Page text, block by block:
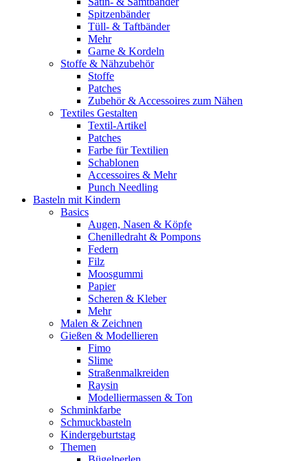
Spitzenbänder
Tüll- & Taftbänder
Mehr
Garne & Kordeln
Stoffe & Nähzubehör
Stoffe
Patches
Zubehör & Accessoires zum Nähen
Textiles Gestalten
Textil-Artikel
Patches
Farbe für Textilien
Schablonen
Accessoires & Mehr
Punch Needling
Basteln mit Kindern
Basics
Augen, Nasen & Köpfe
Chenilledraht & Pompons
Federn
Filz
Moosgummi
Papier
Scheren & Kleber
Mehr
Malen & Zeichnen
Gießen & Modellieren
Fimo
Slime
Straßenmalkreiden
Raysin
Modelliermassen & Ton
Schminkfarbe
Schmuckbasteln
Kindergeburtstag
Themen